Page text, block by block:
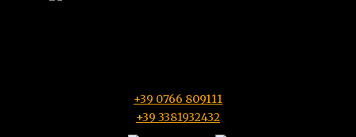
+39 0766 809111
+39 3381932432